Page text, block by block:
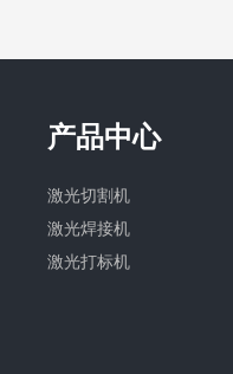
产品中心
激光切割机
激光焊接机
激光打标机